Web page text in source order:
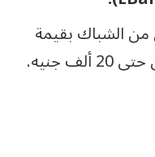
الشباك بقيمة